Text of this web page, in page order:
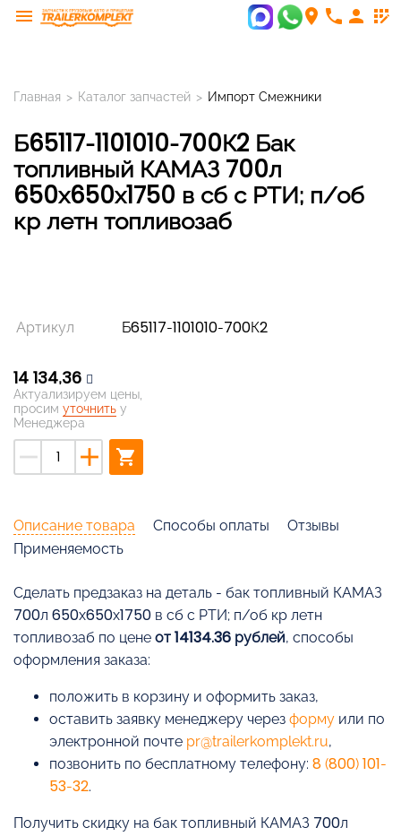
menu room phone person app_registration
Главная > Каталог запчастей > Импорт Смежники
Б65117-1101010-700К2 Бак
топливный КАМАЗ 700л
650х650х1750 в сб с РТИ; п/об
кр летн топливозаб
Артикул Б65117-1101010-700К2
14 134,36
Актуализируем цены,
просим уточнить у
Менеджера
remove add shopping_cart
Описание товара Способы оплаты
Отзывы
Применяемость
Cделать предзаказ на деталь - бак топливный КАМАЗ
700л 650х650х1750 в сб с РТИ; п/об кр летн
топливозаб по цене от 14134.36 рублей, способы
оформления заказа:
положить в корзину и оформить заказ,
оставить заявку менеджеру через форму или по
электронной почте pr@trailerkomplekt.ru,
позвонить по бесплатному телефону: 8 (800) 101-
53-32.
Получить скидку на бак топливный КАМАЗ 700л